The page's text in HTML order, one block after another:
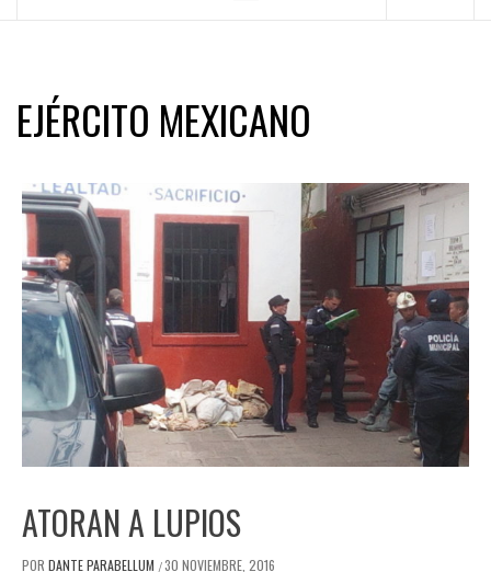
EJÉRCITO MEXICANO
ATORAN A LUPIOS
POR DANTE PARABELLUM /30 NOVIEMBRE, 2016